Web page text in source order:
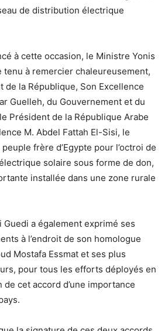
de distribution électrique
à cette occasion, le Ministre Yonis
tenu à remercier chaleureusement,
de la République, Son Excellence
Guelleh, du Gouvernement et du
Président de la République Arabe
M. Abdel Fattah El-Sisi, le
frère d’Egypte pour l’octroi de
solaire sous forme de don,
installée dans une zone rurale
Guedi a également exprimé ses
à l’endroit de son homologue
Mostafa Essmat et ses plus
pour tous les efforts déployés en
cet accord d’une importance